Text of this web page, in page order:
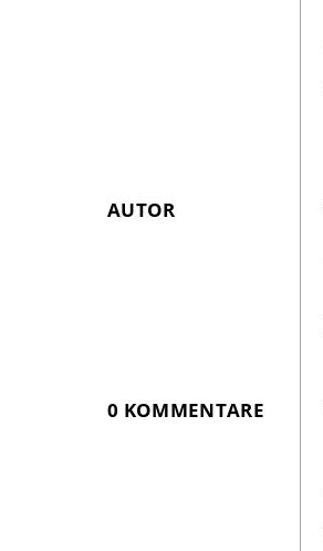
Überschrift
AUTOR
0 KOMMENTARE